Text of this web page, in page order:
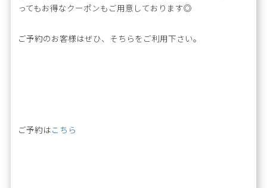
ってもお得なクーポンもご用意しております◎
ご予約のお客様はぜひ、そちらをご利用下さい。
ご予約はこちら